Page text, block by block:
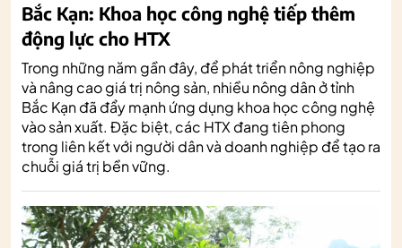
Bắc Kạn: Khoa học công nghệ tiếp thêm
động lực cho HTX
Trong những năm gần đây, để phát triển nông nghiệp
và nâng cao giá trị nông sản, nhiều nông dân ở tỉnh
Bắc Kạn đã đẩy mạnh ứng dụng khoa học công nghệ
vào sản xuất. Đặc biệt, các HTX đang tiên phong
trong liên kết với người dân và doanh nghiệp để tạo ra
chuỗi giá trị bền vững.